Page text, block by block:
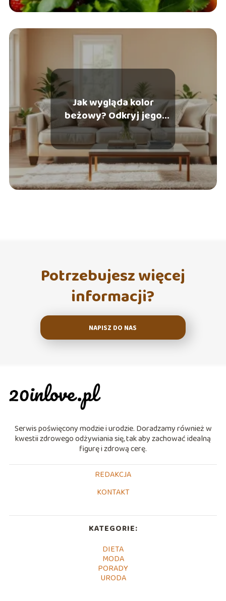
Jak wygląda kolor
beżowy? Odkryj jego
piękno w aranżacji wnętrz
Potrzebujesz więcej
informacji?
NAPISZ DO NAS
Serwis poświęcony modzie i urodzie. Doradzamy również w
kwestii zdrowego odżywiania się, tak aby zachować idealną
figurę i zdrową cerę.
REDAKCJA
KONTAKT
KATEGORIE:
DIETA
MODA
PORADY
URODA